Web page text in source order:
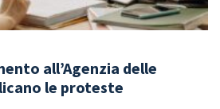
all’Agenzia delle
le proteste